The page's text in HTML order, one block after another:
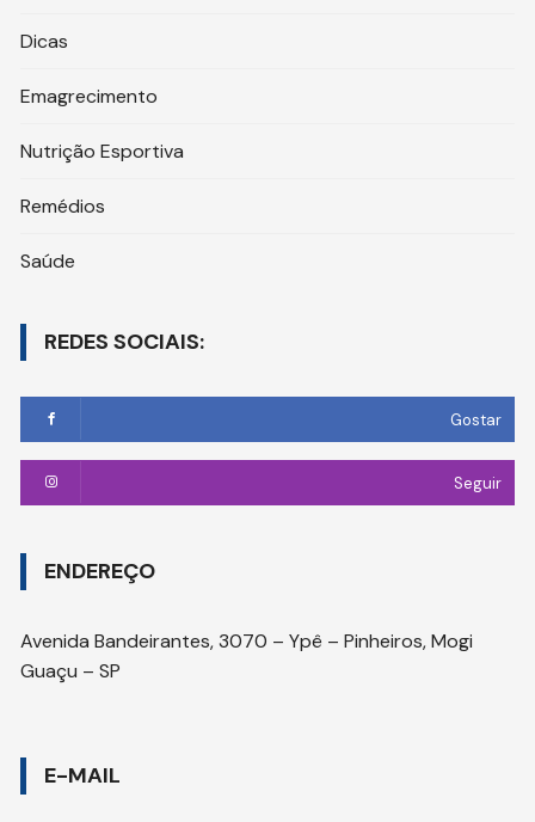
Dicas
Emagrecimento
Nutrição Esportiva
Remédios
Saúde
REDES SOCIAIS:
Gostar
Seguir
ENDEREÇO
Avenida Bandeirantes, 3070 – Ypê – Pinheiros, Mogi
Guaçu – SP
E-MAIL